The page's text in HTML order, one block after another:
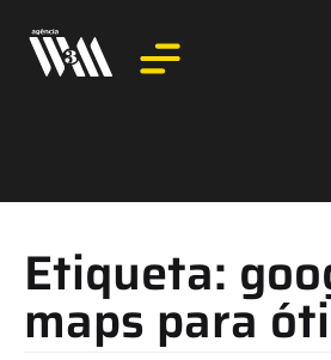
Etiqueta:
maps para